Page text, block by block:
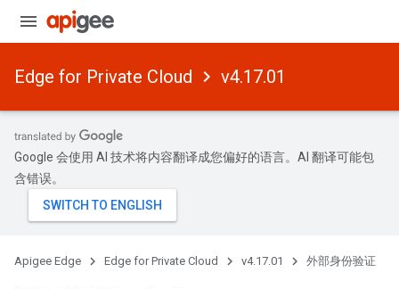
Edge for Private Cloud v4.17.01
Google 会使用 AI 技术将内容翻译成您偏好的语言。AI 翻译可能包
含错误。
Apigee Edge Edge for Private Cloud v4.17.01 外部身份验证